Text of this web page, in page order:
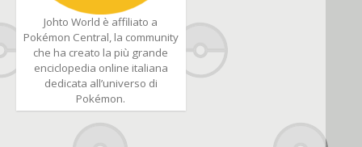
Johto World è affiliato a
Pokémon Central, la community
che ha creato la più grande
enciclopedia online italiana
dedicata all’universo di
Pokémon.